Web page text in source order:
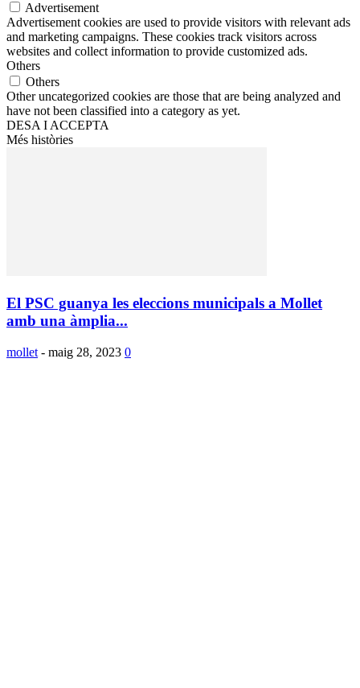
Advertisement
Advertisement cookies are used to provide visitors with relevant ads
and marketing campaigns. These cookies track visitors across
websites and collect information to provide customized ads.
Others
Others
Other uncategorized cookies are those that are being analyzed and
have not been classified into a category as yet.
DESA I ACCEPTA
Més històries
El PSC guanya les eleccions municipals a Mollet
amb una àmplia...
mollet - maig 28, 2023 0